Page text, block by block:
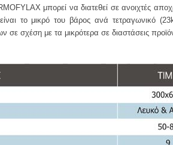
μπορεί να διατεθεί σε ανοιχτές
το μικρό του βάρος ανά τετραγωνικό
σχέση με τα μικρότερα σε διαστάσεις